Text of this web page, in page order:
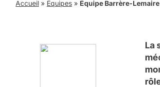
Accueil» Équipes» Équipe Barrère-
La